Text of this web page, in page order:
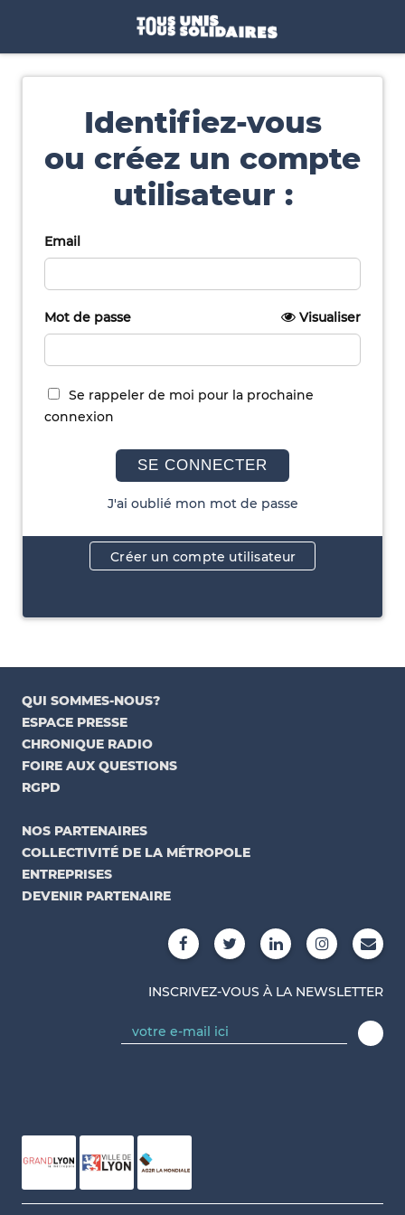
Identifiez-vous
ou créez un compte
utilisateur :
Email
Mot de passe Visualiser
Se rappeler de moi pour la prochaine
connexion
SE CONNECTER
J'ai oublié mon mot de passe
Créer un compte utilisateur
QUI SOMMES-NOUS?
ESPACE PRESSE
CHRONIQUE RADIO
FOIRE AUX QUESTIONS
RGPD
NOS PARTENAIRES
COLLECTIVITÉ DE LA MÉTROPOLE
ENTREPRISES
DEVENIR PARTENAIRE
INSCRIVEZ-VOUS À LA NEWSLETTER